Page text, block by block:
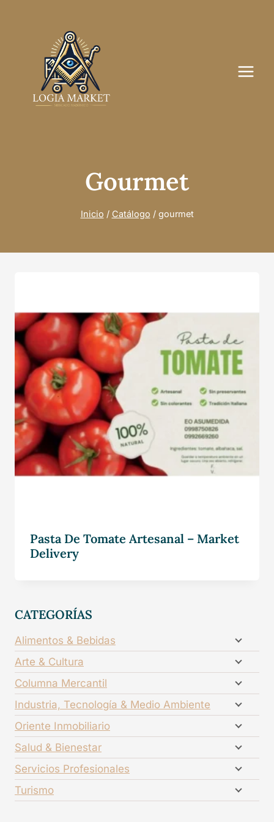
Gourmet
Inicio / Catálogo / gourmet
Pasta De Tomate Artesanal – Market
Delivery
CATEGORÍAS
Alimentos & Bebidas
Arte & Cultura
Columna Mercantil
Industria, Tecnología & Medio Ambiente
Oriente Inmobiliario
Salud & Bienestar
Servicios Profesionales
Turismo